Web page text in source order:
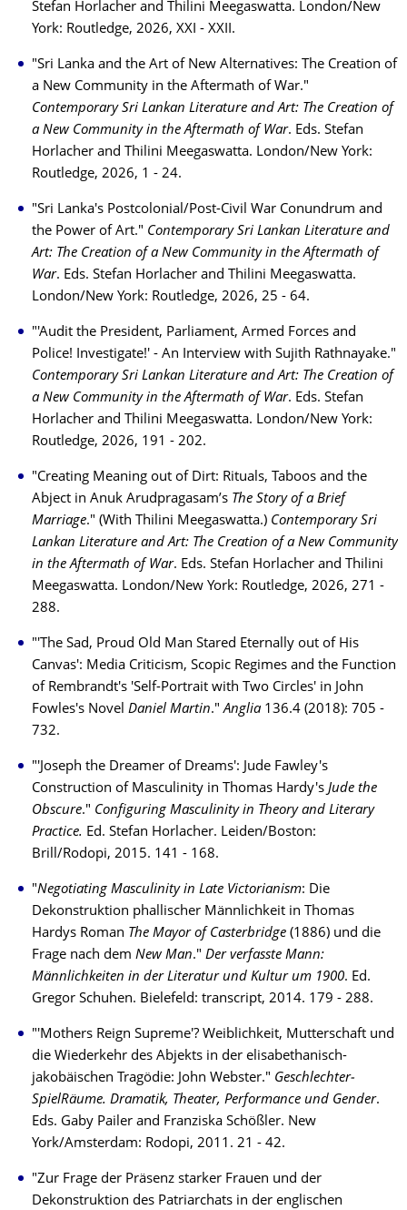
Stefan Horlacher and Thilini Meegaswatta. London/New
York: Routledge, 2026, XXI - XXII.
"Sri Lanka and the Art of New Alternatives: The Creation of
a New Community in the Aftermath of War."
Contemporary Sri Lankan Literature and Art: The Creation of
a New Community in the Aftermath of War. Eds. Stefan
Horlacher and Thilini Meegaswatta. London/New York:
Routledge, 2026, 1 - 24.
"Sri Lanka's Postcolonial/Post-Civil War Conundrum and
the Power of Art." Contemporary Sri Lankan Literature and
Art: The Creation of a New Community in the Aftermath of
War. Eds. Stefan Horlacher and Thilini Meegaswatta.
London/New York: Routledge, 2026, 25 - 64.
"'Audit the President, Parliament, Armed Forces and
Police! Investigate!' - An Interview with Sujith Rathnayake."
Contemporary Sri Lankan Literature and Art: The Creation of
a New Community in the Aftermath of War. Eds. Stefan
Horlacher and Thilini Meegaswatta. London/New York:
Routledge, 2026, 191 - 202.
"Creating Meaning out of Dirt: Rituals, Taboos and the
Abject in Anuk Arudpragasam’s The Story of a Brief
Marriage." (With Thilini Meegaswatta.) Contemporary Sri
Lankan Literature and Art: The Creation of a New Community
in the Aftermath of War. Eds. Stefan Horlacher and Thilini
Meegaswatta. London/New York: Routledge, 2026, 271 -
288.
"'The Sad, Proud Old Man Stared Eternally out of His
Canvas': Media Criticism, Scopic Regimes and the Function
of Rembrandt's 'Self-Portrait with Two Circles' in John
Fowles's Novel Daniel Martin."Anglia 136.4 (2018): 705 -
732.
"'Joseph the Dreamer of Dreams': Jude Fawley's
Construction of Masculinity in Thomas Hardy's Jude the
Obscure." Configuring Masculinity in Theory and Literary
Practice. Ed. Stefan Horlacher. Leiden/Boston:
Brill/Rodopi, 2015. 141 - 168.
"Negotiating Masculinity in Late Victorianism: Die
Dekonstruktion phallischer Männlichkeit in Thomas
Hardys Roman The Mayor of Casterbridge (1886) und die
Frage nach dem New Man." Der verfasste Mann:
Männlichkeiten in der Literatur und Kultur um 1900. Ed.
Gregor Schuhen. Bielefeld: transcript, 2014. 179 - 288.
"'Mothers Reign Supreme'? Weiblichkeit, Mutterschaft und
die Wiederkehr des Ab­jekts in der elisabethanisch-
jakobäischen Tragödie: John Webster." Geschlech­ter­
SpielRäume. Dramatik, Theater, Performance und Gender.
Eds. Gaby Pai­ler and Fran­zis­ka Schößler. New
York/Amsterdam: Ro­do­pi, 2011. 21 - 42.
"Zur Frage der Präsenz starker Frauen und der
Dekonstruktion des Patriarchats in der englischen